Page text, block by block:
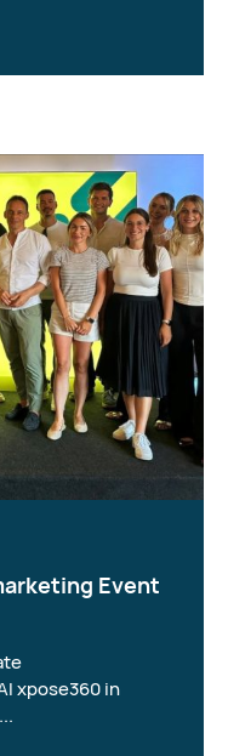
Event
xpose360 in